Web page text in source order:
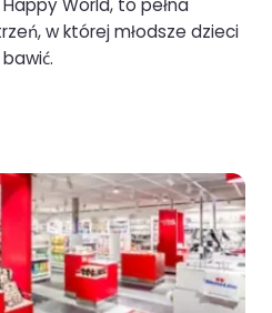
World, to pełna
w której młodsze dzieci